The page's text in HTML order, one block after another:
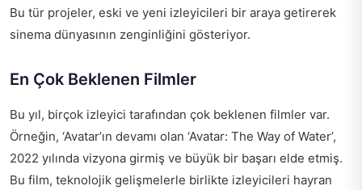
Bu tür projeler, eski ve yeni izleyicileri bir araya getirerek
sinema dünyasının zenginliğini gösteriyor.
En Çok Beklenen Filmler
Bu yıl, birçok izleyici tarafından çok beklenen filmler var.
Örneğin, ‘Avatar’ın devamı olan ‘Avatar: The Way of Water’,
2022 yılında vizyona girmiş ve büyük bir başarı elde etmiş.
Bu film, teknolojik gelişmelerle birlikte izleyicileri hayran